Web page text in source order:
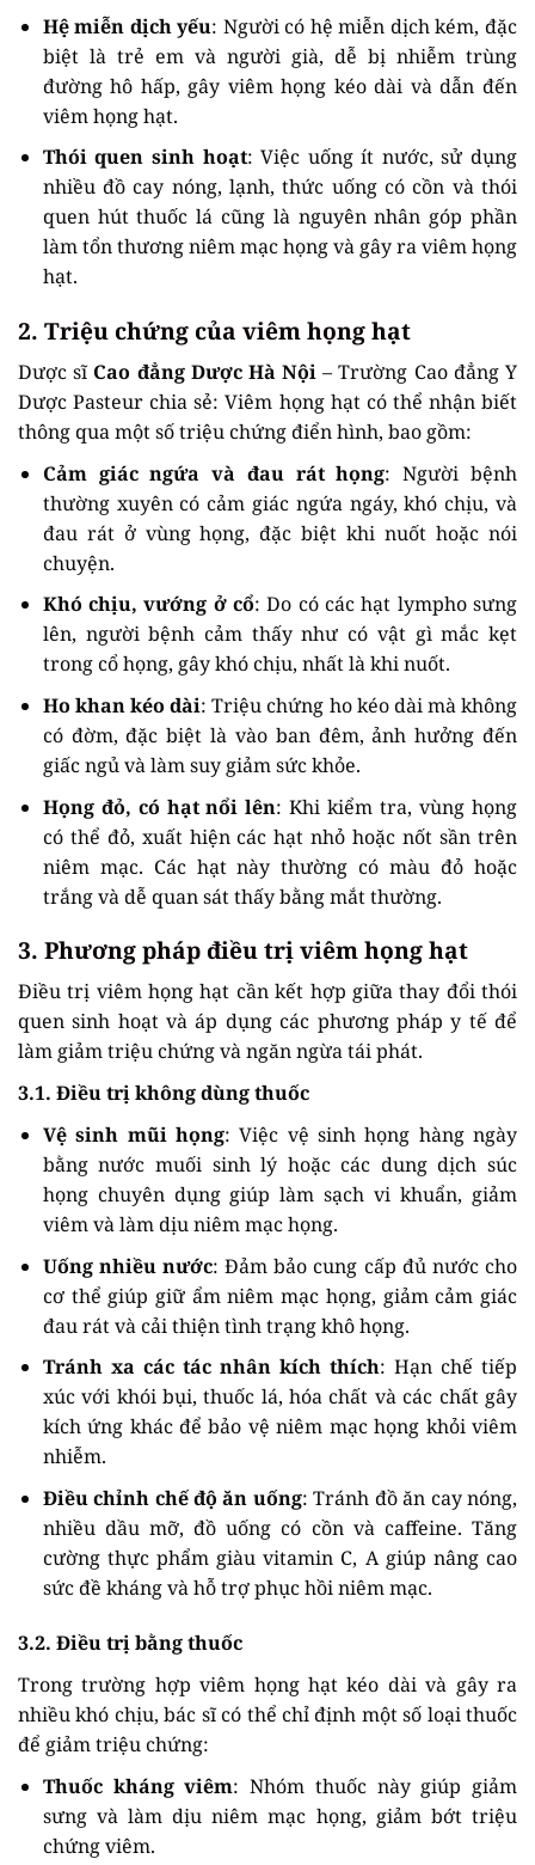
Hệ miễn dịch yếu: Người có hệ miễn dịch kém, đặc
biệt là trẻ em và người già, dễ bị nhiễm trùng
đường hô hấp, gây viêm họng kéo dài và dẫn đến
viêm họng hạt.
Thói quen sinh hoạt: Việc uống ít nước, sử dụng
nhiều đồ cay nóng, lạnh, thức uống có cồn và thói
quen hút thuốc lá cũng là nguyên nhân góp phần
làm tổn thương niêm mạc họng và gây ra viêm họng
hạt.
2. Triệu chứng của viêm họng hạt
Dược sĩCao đẳng Dược Hà Nội – Trường Cao đẳng Y
Dược Pasteur chia sẻ: Viêm họng hạt có thể nhận biết
thông qua một số triệu chứng điển hình, bao gồm:
Cảm giác ngứa và đau rát họng: Người bệnh
thường xuyên có cảm giác ngứa ngáy, khó chịu, và
đau rát ở vùng họng, đặc biệt khi nuốt hoặc nói
chuyện.
Khó chịu, vướng ở cổ: Do có các hạt lympho sưng
lên, người bệnh cảm thấy như có vật gì mắc kẹt
trong cổ họng, gây khó chịu, nhất là khi nuốt.
Ho khan kéo dài: Triệu chứng ho kéo dài mà không
có đờm, đặc biệt là vào ban đêm, ảnh hưởng đến
giấc ngủ và làm suy giảm sức khỏe.
Họng đỏ, có hạt nổi lên: Khi kiểm tra, vùng họng
có thể đỏ, xuất hiện các hạt nhỏ hoặc nốt sần trên
niêm mạc. Các hạt này thường có màu đỏ hoặc
trắng và dễ quan sát thấy bằng mắt thường.
3. Phương pháp điều trị viêm họng hạt
Điều trị viêm họng hạt cần kết hợp giữa thay đổi thói
quen sinh hoạt và áp dụng các phương pháp y tế để
làm giảm triệu chứng và ngăn ngừa tái phát.
3.1. Điều trị không dùng thuốc
Vệ sinh mũi họng: Việc vệ sinh họng hàng ngày
bằng nước muối sinh lý hoặc các dung dịch súc
họng chuyên dụng giúp làm sạch vi khuẩn, giảm
viêm và làm dịu niêm mạc họng.
Uống nhiều nước: Đảm bảo cung cấp đủ nước cho
cơ thể giúp giữ ẩm niêm mạc họng, giảm cảm giác
đau rát và cải thiện tình trạng khô họng.
Tránh xa các tác nhân kích thích: Hạn chế tiếp
xúc với khói bụi, thuốc lá, hóa chất và các chất gây
kích ứng khác để bảo vệ niêm mạc họng khỏi viêm
nhiễm.
Điều chỉnh chế độ ăn uống: Tránh đồ ăn cay nóng,
nhiều dầu mỡ, đồ uống có cồn và caffeine. Tăng
cường thực phẩm giàu vitamin C, A giúp nâng cao
sức đề kháng và hỗ trợ phục hồi niêm mạc.
3.2. Điều trị bằng thuốc
Trong trường hợp viêm họng hạt kéo dài và gây ra
nhiều khó chịu, bác sĩ có thể chỉ định một số loại thuốc
để giảm triệu chứng:
Thuốc kháng viêm: Nhóm thuốc này giúp giảm
sưng và làm dịu niêm mạc họng, giảm bớt triệu
chứng viêm.